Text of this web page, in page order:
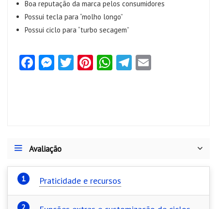
Boa reputação da marca pelos consumidores
Possui tecla para “molho longo”
Possui ciclo para “turbo secagem”
Fa
k
M
er
T Pi W Te
Avaliação
Praticidade e recursos